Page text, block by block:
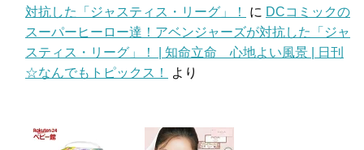
対抗した「ジャスティス・リーグ」！
に DCコミックの
スーパーヒーロー達！アベンジャーズが対抗した「ジャ
スティス・リーグ」！ | 知命立命 心地よい風景 | 日刊
☆なんでもトピックス！
より